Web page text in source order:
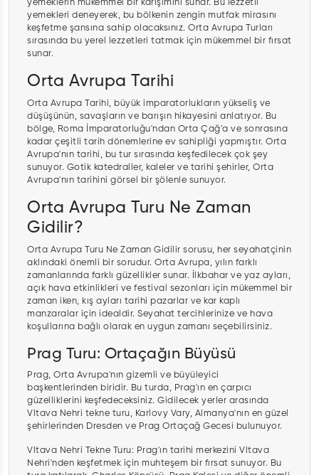
yemeklerin mükemmel bir karışımını sunar. Bu lezzetli
yemekleri deneyerek, bu bölkenin zengin mutfak mirasını
keşfetme şansına sahip olacaksınız. Orta Avrupa Turları
sırasında bu yerel lezzetleri tatmak için mükemmel bir fırsat
sunar.
Orta Avrupa Tarihi
Orta Avrupa Tarihi, büyük imparatorlukların yükseliş ve
düşüşünün, savaşların ve barışın hikayesini anlatıyor. Bu
bölge, Roma İmparatorluğu'ndan Orta Çağ'a ve sonrasına
kadar çeşitli tarih dönemlerine ev sahipliği yapmıştır. Orta
Avrupa'nın tarihi, bu tur sırasında keşfedilecek çok şey
sunuyor. Gotik katedraller, kaleler ve tarihi şehirler, Orta
Avrupa'nın tarihini görsel bir şölenle sunuyor.
Orta Avrupa Turu Ne Zaman
Gidilir?
Orta Avrupa Turu Ne Zaman Gidilir sorusu, her seyahatçinin
aklındaki önemli bir sorudur. Orta Avrupa, yılın farklı
zamanlarında farklı güzellikler sunar. İlkbahar ve yaz ayları,
açık hava etkinlikleri ve festival sezonları için mükemmel bir
zaman iken, kış ayları tarihi pazarlar ve kar kaplı
manzaralar için idealdir. Seyahat tercihlerinize ve hava
koşullarına bağlı olarak en uygun zamanı seçebilirsiniz.
Prag Turu: Ortaçağın Büyüsü
Prag, Orta Avrupa'nın gizemli ve büyüleyici
başkentlerinden biridir. Bu turda, Prag'ın en çarpıcı
güzelliklerini keşfedeceksiniz. Gidilecek yerler arasında
Vltava Nehri tekne turu, Karlovy Vary, Almanya'nın en güzel
şehirlerinden Dresden ve Prag Ortaçağ Gecesi bulunuyor.
Vltava Nehri Tekne Turu: Prag'ın tarihi merkezini Vltava
Nehri'nden keşfetmek için muhteşem bir fırsat sunuyor. Bu